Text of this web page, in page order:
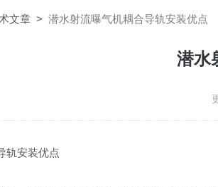
文章 > 潜水射流曝气机耦合导轨安装优点
潜水
轨安装优点